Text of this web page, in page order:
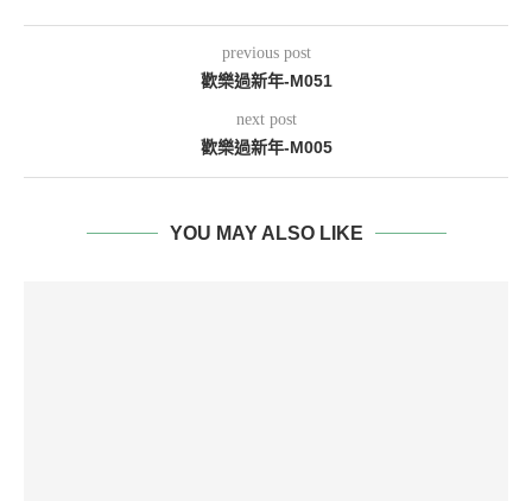
previous post
歡樂過新年-M051
next post
歡樂過新年-M005
YOU MAY ALSO LIKE